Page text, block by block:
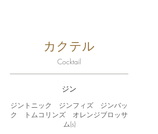
カクテル
Cocktail
ジン
ジントニック ジンフィズ ジンバッ
ク トムコリンズ オレンジブロッサ
ム(s)